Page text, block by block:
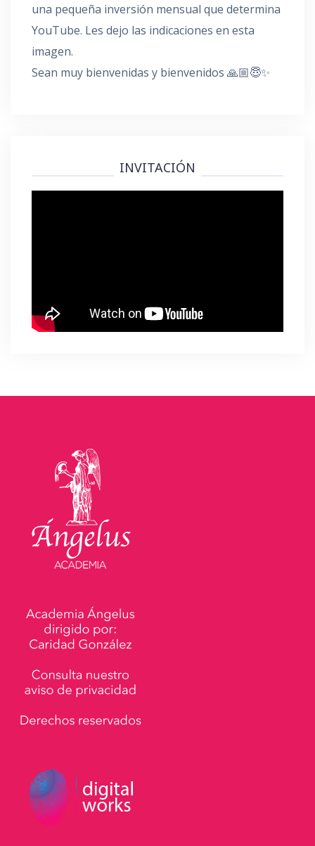
una pequeña inversión mensual que determina
YouTube. Les dejo las indicaciones en esta
imagen.
Sean muy bienvenidas y bienvenidos 🙏🏼😇✨
INVITACIÓN